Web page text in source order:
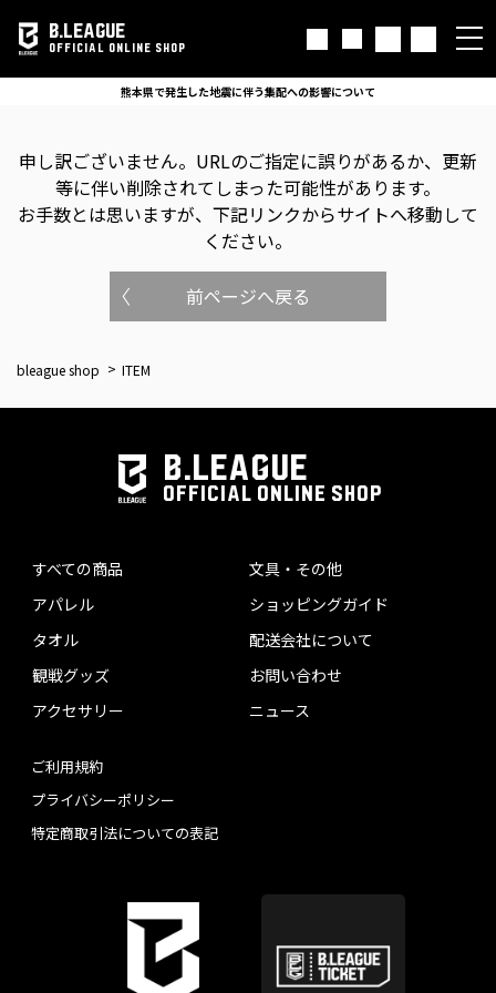
B.LEAGUE
OFFICIAL ONLINE SHOP
熊本県で発生した地震に伴う集配への影響について
申し訳ございません。 URLのご指定に誤りがあるか、更新
等に伴い削除されてしまった可能性があります。
お手数とは思いますが、下記リンクからサイトへ移動して
ください。
前ページへ戻る
bleague shop ITEM
B.LEAGUE
OFFICIAL ONLINE SHOP
すべての商品
アパレル
タオル
観戦グッズ
アクセサリー
文具・その他
ショッピングガイド
配送会社について
お問い合わせ
ニュース
ご利用規約
プライバシーポリシー
特定商取引法についての表記